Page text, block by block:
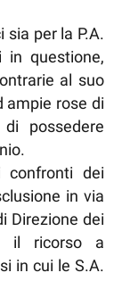
per la P.A.
in questione,
al suo
ampie rose di
possedere
confronti dei
in via
Direzione dei
il ricorso a
in cui le S.A.